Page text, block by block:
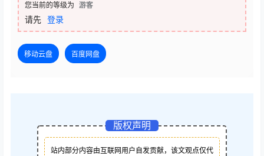
您当前的等级为 游客
请先 登录
移动云盘 百度网盘
版权声明
站内部分内容由互联网用户自发贡献，该文观点仅代